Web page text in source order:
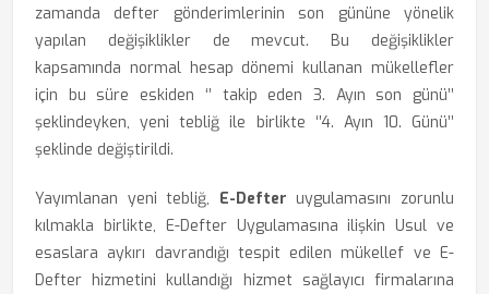
zamanda defter gönderimlerinin son gününe yönelik
yapılan değişiklikler de mevcut. Bu değişiklikler
kapsamında normal hesap dönemi kullanan mükellefler
için bu süre eskiden ‘’ takip eden 3. Ayın son günü’’
şeklindeyken, yeni tebliğ ile birlikte ‘’4. Ayın 10. Günü’’
şeklinde değiştirildi.
Yayımlanan yeni tebliğ, E-Defter uygulamasını zorunlu
kılmakla birlikte, E-Defter Uygulamasına ilişkin Usul ve
esaslara aykırı davrandığı tespit edilen mükellef ve E-
Defter hizmetini kullandığı hizmet sağlayıcı firmalarına